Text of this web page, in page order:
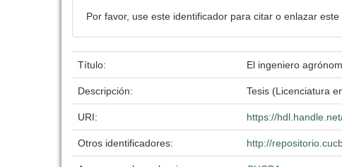
Por favor, use este identificador para citar o enlazar este
Título: El ingeniero
Descripción: Tesis (Licenciatura
URI: https://
Otros identificadores: http://